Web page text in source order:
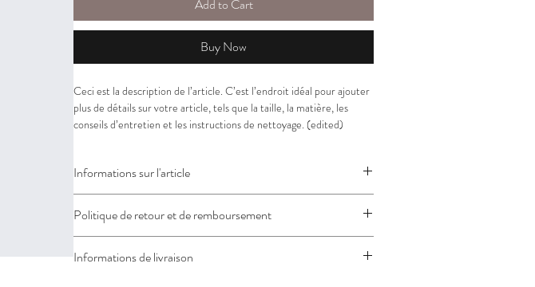
Add to Cart
Buy Now
Ceci est la description de l’article. C’est l’endroit idéal pour ajouter
plus de détails sur votre article, tels que la taille, la matière, les
conseils d’entretien et les instructions de nettoyage. (edited)
Informations sur l'article
telles que les tailles disponibles, les matériaux utilisés
instructions d'entretien et de nettoyage. Vous pouvez également
utiliser cet espace pour expliquer ce qui rend cet article spécial et
Politique de retour et de remboursement
s'ils ne sont pas satisfaits de leur achat.
Informations de livraison